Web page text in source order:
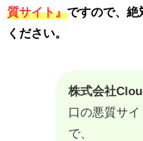
質サイト』ですので、 絶
ください。
株式会社
口の悪質サ
で、